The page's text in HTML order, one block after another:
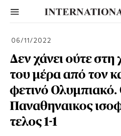
06/11/2022
Δεν χάνει ούτε στη
του μέρα από τον
φετινό Ολυμπιακό.
Παναθηναικος
τελος 1-1